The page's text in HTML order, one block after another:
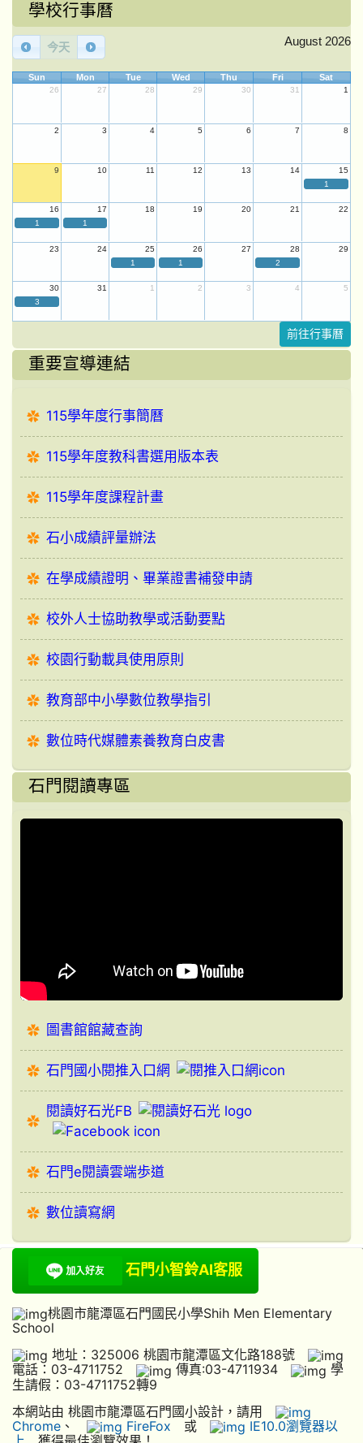
學校行事曆
今天 August 2026
Sun Mon Tue Wed Thu Fri Sat
26 27 28 29 30 31 1
2 3 4 5 6 7 8
9 10 11 12 13 14
15
1
16 17 18 19 20 21
22
1
1
23 24 25 26 27 28
29
1
1 2
30 31 1 2 3 4
5
3
前往行事曆
重要宣導連結
115學年度行事簡曆
115學年度教科書選用版本表
115學年度課程計畫
石小成績評量辦法
在學成績證明、畢業證書補發申請
校外人士協助教學或活動要點
校園行動載具使用原則
教育部中小學數位教學指引
數位時代媒體素養教育白皮書
石門閱讀專區
圖書館館藏查詢
石門國小閱推入口網
閱讀好石光FB
石門e閱讀雲端歩道
數位讀寫網
石門小智鈴AI客服
桃園市龍潭區石門國民小學Shih Men Elementary
School
地址：325006 桃園市龍潭區文化路188號
電話：03-4711752
傳真:03-4711934
學
生請假：03-4711752轉9
本網站由 桃園市龍潭區石門國小設計，請用
Chrome 、 FireFox 或
IE10.0瀏覽器以